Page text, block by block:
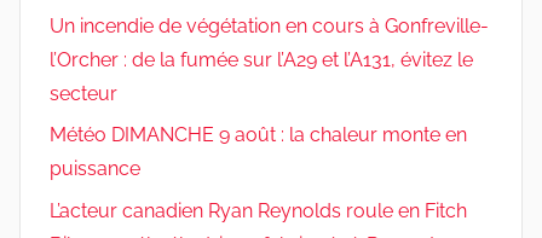
Un incendie de végétation en cours à Gonfreville-
l’Orcher : de la fumée sur l’A29 et l’A131, évitez le
secteur
Météo DIMANCHE 9 août : la chaleur monte en
puissance
L’acteur canadien Ryan Reynolds roule en Fitch